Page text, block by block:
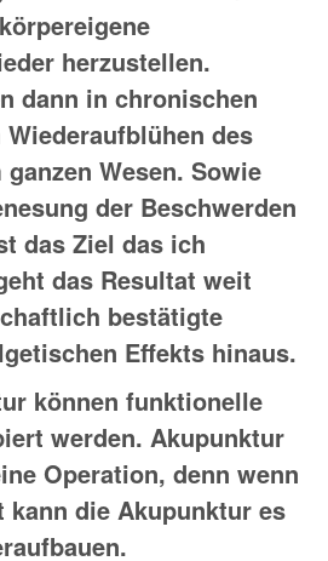
herzustellen.
dann in chronischen
des
Wesen. Sowie
der Beschwerden
das Ziel das ich
das Resultat weit
bestätigte
Effekts hinaus.
können funktionelle
werden. Akupunktur
Operation, denn wenn
die Akupunktur es